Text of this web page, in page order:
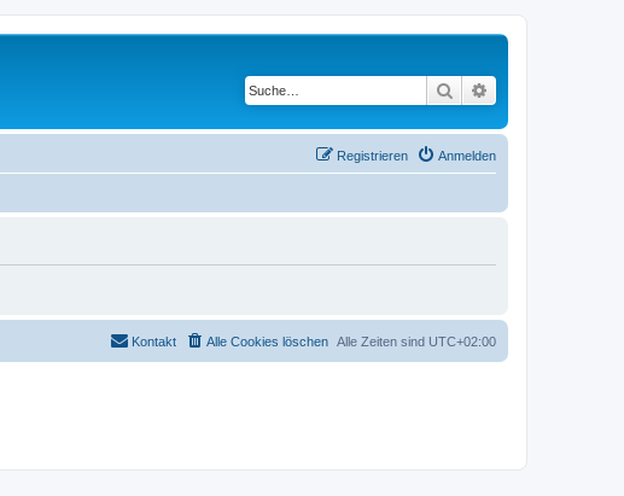
Suche
Anmelden
Registrieren
Alle Zeiten sind UTC+02:00
Alle Cookies löschen
Kontakt